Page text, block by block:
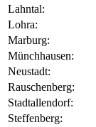
Lahntal:
Lohra:
Marburg:
Münchhausen:
Neustadt:
Rauschenberg:
Stadtallendorf:
Steffenberg: